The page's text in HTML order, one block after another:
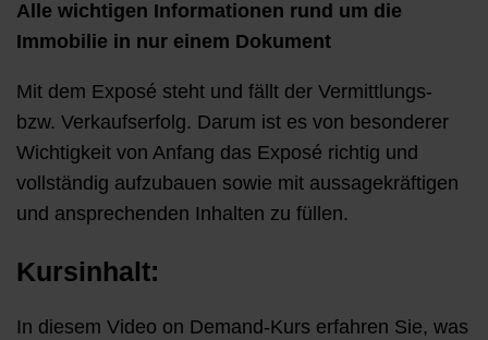
Alle wichtigen Informationen rund um die
Immobilie in nur einem Dokument
Mit dem Exposé steht und fällt der Vermittlungs-
bzw. Verkaufserfolg. Darum ist es von besonderer
Wichtigkeit von Anfang das Exposé richtig und
vollständig aufzubauen sowie mit aussagekräftigen
und ansprechenden Inhalten zu füllen.
Kursinhalt:
In diesem Video on Demand-Kurs erfahren Sie, was